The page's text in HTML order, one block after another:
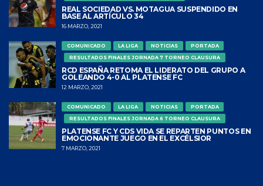
REAL SOCIEDAD VS. MOTAGUA SUSPENDIDO EN
BASE AL ARTÍCULO 34
16 MARZO, 2021
COMUNICADO LA LIGA NOTICIAS
PORTADA
RESULTADOS FINALES JORNADA 7 TORNEO CLAUSURA
RCD ESPAÑA RETOMA EL LIDERATO DEL GRUPO A
GOLEANDO 4-0 AL PLATENSE FC
12 MARZO, 2021
COMUNICADO LA LIGA NOTICIAS
PORTADA
RESULTADOS FINALES JORNADA 6 TORNEO CLAUSURA
PLATENSE FC Y CDS VIDA SE REPARTEN PUNTOS EN
EMOCIONANTE JUEGO EN EL EXCÉLSIOR
7 MARZO, 2021